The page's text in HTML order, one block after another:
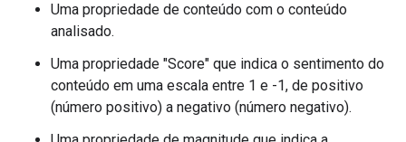
Uma propriedade de conteúdo com o conteúdo
analisado.
Uma propriedade "Score" que indica o sentimento do
conteúdo em uma escala entre 1 e -1, de positivo
(número positivo) a negativo (número negativo).